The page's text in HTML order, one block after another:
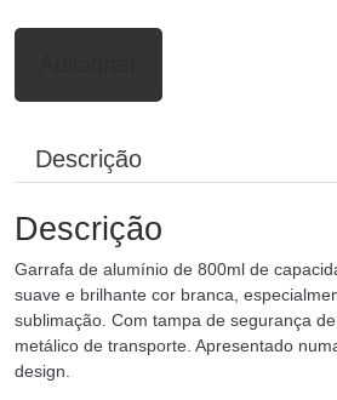
Descrição
Descrição
Garrafa de alumínio de 800ml de
suave e brilhante cor branca,
sublimação. Com tampa de segurança
metálico de transporte. Apresentado
design.